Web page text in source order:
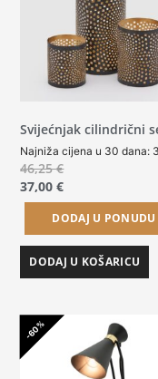
Svijećnjak cilindrični
Najniža cijena u 30 dana:
46,25€
37,00€
DODAJ U PONUDU
DODAJ U KOŠARICU
-60%